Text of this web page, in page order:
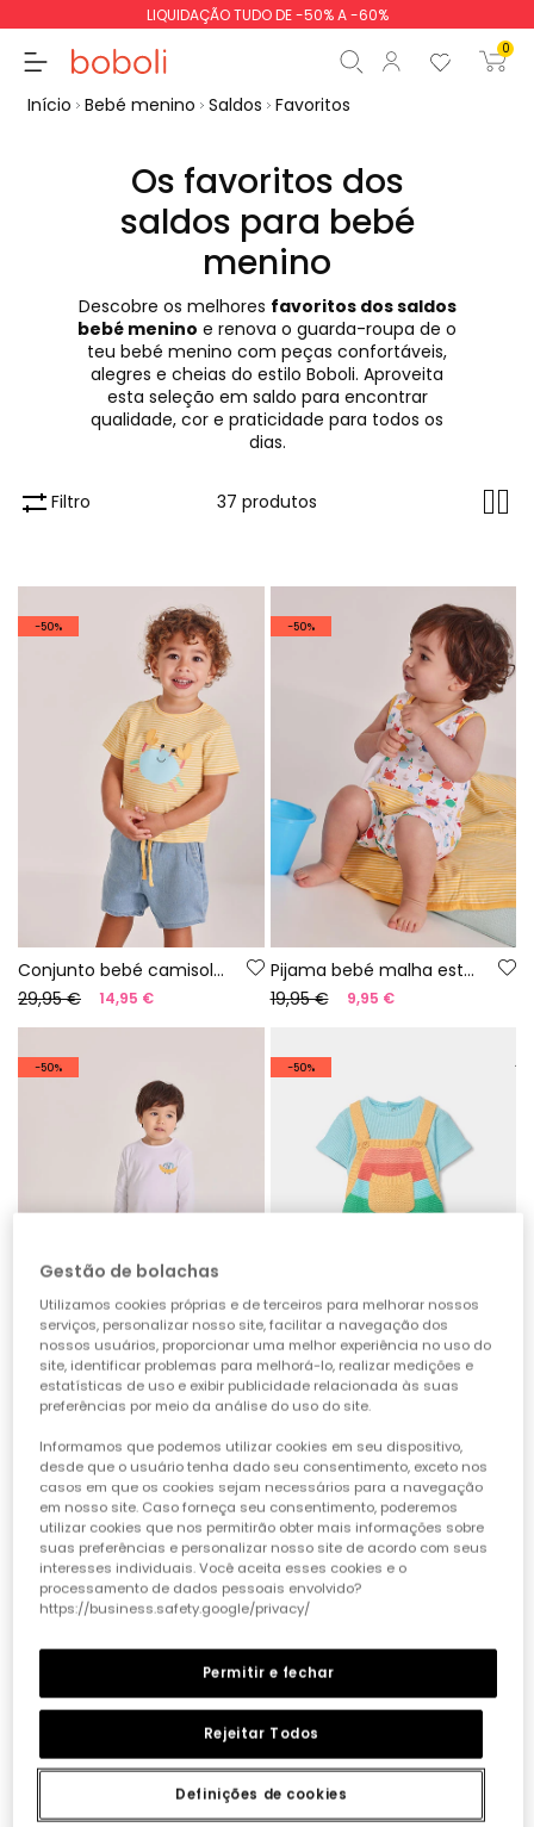
LIQUIDAÇÃO TUDO DE -50% A -60%
0
Continua Iniciar ordem
Início Bebé menino Saldos Favoritos
Os favoritos dos
saldos para bebé
menino
Descobre os melhores favoritos dos saldos
bebé menino e renova o guarda-roupa de o
teu bebé menino com peças confortáveis,
alegres e cheias do estilo Boboli. Aproveita
esta seleção em saldo para encontrar
qualidade, cor e praticidade para todos os
dias.
Filtro 37 produtos
-50%
Conjunto bebé camisola e calça algodão amarelo azul
29,95 €
14,95 €
-50%
Pijama bebé malha estampado
19,95 €
9,95 €
-50%
Calça bebé algodão amarelo
19,95 €
9,95 €
-50%
27,95 €
13,95 €
-50% -50%
Gestão de bolachas
Utilizamos cookies próprias e de terceiros para melhorar nossos
serviços, personalizar nosso site, facilitar a navegação dos
nossos usuários, proporcionar uma melhor experiência no uso do
site, identificar problemas para melhorá-lo, realizar medições e
estatísticas de uso e exibir publicidade relacionada às suas
preferências por meio da análise do uso do site.
Informamos que podemos utilizar cookies em seu dispositivo,
desde que o usuário tenha dado seu consentimento, exceto nos
casos em que os cookies sejam necessários para a navegação
em nosso site. Caso forneça seu consentimento, poderemos
utilizar cookies que nos permitirão obter mais informações sobre
suas preferências e personalizar nosso site de acordo com seus
interesses individuais. Você aceita esses cookies e o
processamento de dados pessoais envolvido?
https://business.safety.google/privacy/
Definições de cookies
Rejeitar Todos
Permitir e fechar